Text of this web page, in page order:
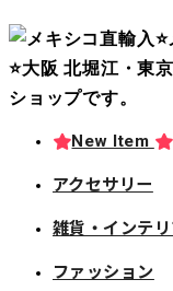
New Item
アクセサリー
雑貨・インテリ
ファッション